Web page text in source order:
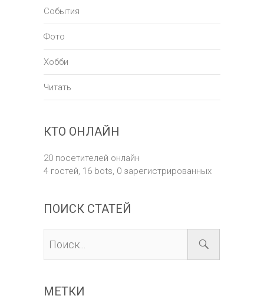
События
Фото
Хобби
Читать
КТО ОНЛАЙН
20 посетителей онлайн
4 гостей, 16 bots, 0 зарегистрированных
ПОИСК СТАТЕЙ
МЕТКИ